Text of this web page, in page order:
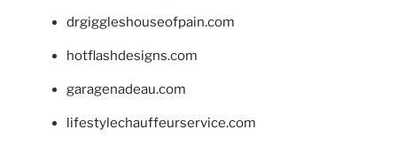
drgiggleshouseofpain.com
hotflashdesigns.com
garagenadeau.com
lifestylechauffeurservice.com